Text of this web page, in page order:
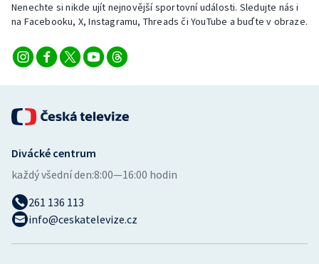
Nenechte si nikde ujít nejnovější sportovní události. Sledujte nás i
na Facebooku, X, Instagramu, Threads či YouTube a buďte v obraze.
Divácké centrum
každý všední den:8:00—16:00 hodin
261 136 113
info@ceskatelevize.cz